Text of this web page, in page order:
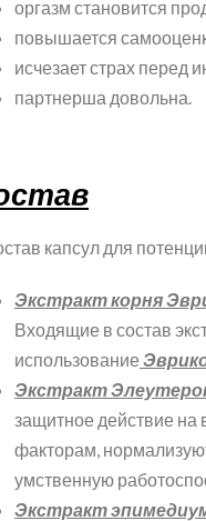
оргазм становится
повышается
исчезает страх перед
партнерша довольна.
капсул для
Экстракт корня
Входящие в состав
использование
Экстракт
защитное действие на
факторам,
умственную
Экстракт